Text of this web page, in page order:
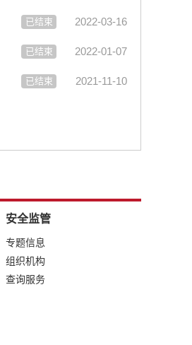
已结束 2022-03-16
已结束 2022-01-07
已结束 2021-11-10
安全监管
专题信息
组织机构
查询服务